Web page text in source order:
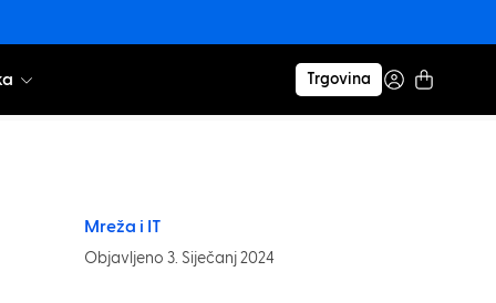
Trgovina
Mreža i IT
Objavljeno 3. Siječanj 2024